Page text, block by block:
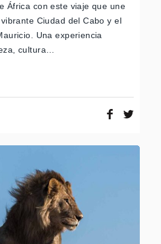
África con este viaje que une
Ciudad del Cabo y el
Una experiencia
cultura…